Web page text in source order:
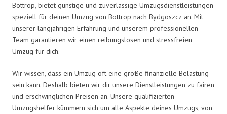
Bottrop, bietet günstige und zuverlässige Umzugsdienstleistungen
speziell für deinen Umzug von Bottrop nach Bydgoszcz an. Mit
unserer langjährigen Erfahrung und unserem professionellen
Team garantieren wir einen reibungslosen und stressfreien
Umzug für dich.
Wir wissen, dass ein Umzug oft eine große finanzielle Belastung
sein kann. Deshalb bieten wir dir unsere Dienstleistungen zu fairen
und erschwinglichen Preisen an. Unsere qualifizierten
Umzugshelfer kümmern sich um alle Aspekte deines Umzugs, von